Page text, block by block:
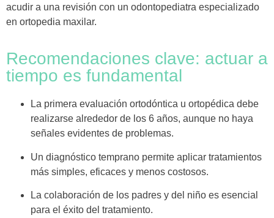
acudir a una revisión con un odontopediatra especializado
en ortopedia maxilar.
Recomendaciones clave: actuar a
tiempo es fundamental
La primera evaluación ortodóntica u ortopédica debe
realizarse alrededor de los 6 años, aunque no haya
señales evidentes de problemas.
Un diagnóstico temprano permite aplicar tratamientos
más simples, eficaces y menos costosos.
La colaboración de los padres y del niño es esencial
para el éxito del tratamiento.